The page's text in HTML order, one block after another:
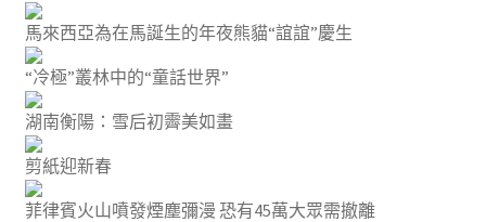
馬來西亞為在馬誕生的年夜熊貓“誼誼”慶生
“冷極”叢林中的“童話世界”
湖南衡陽：雪后初霽美如畫
剪紙迎新春
菲律賓火山噴發煙塵彌漫 恐有45萬大眾需撤離